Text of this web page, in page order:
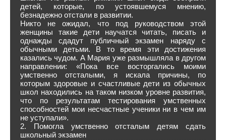
детей, которые, по устоявшемуся мнению,
безнадежно отстали в развитии.
Никто не ожидал, что под руководством этой
женщины такие дети научатся читать, писать и
однажды сдадут публичный экзамен наряду с
обычными детьми. В то время эти достижения
казались чудом. А Мария уже размышляла в другом
направлении: «Пока все восторгались моими
умственно отсталыми, я искала причины, по
которым здоровые и счастливые дети из обычных
школ находились на таком низком уровне развития,
что по результатам тестирования умственных
способностей мои несчастные ученики ни в чем им
не уступали».
2. Помогла умственно отсталым детям сдать
школьный экзамен